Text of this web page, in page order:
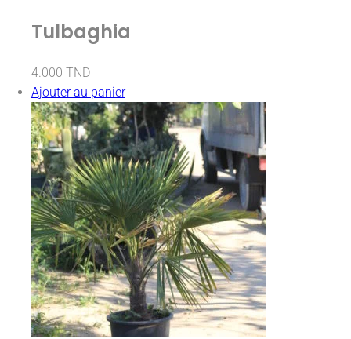
Tulbaghia
4.000 TND
Ajouter au panier